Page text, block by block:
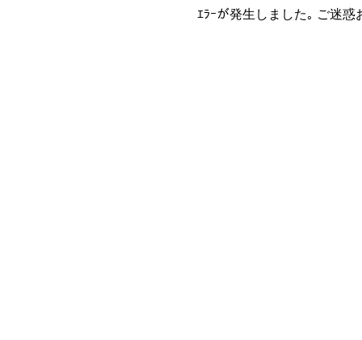
ｴﾗｰが発生しました｡ ご迷惑